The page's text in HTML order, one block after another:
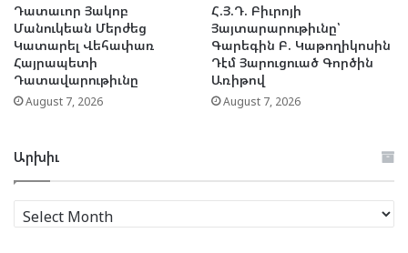
Դատաւոր Յակոբ
Մանուկեան Մերժեց
Կատարել Վեհափառ
Հայրապետի
Դատավարութիւնը
August 7, 2026
Հ.Յ.Դ. Բիւրոյի
Յայտարարութիւնը՝
Գարեգին Բ. Կաթողիկոսին
Դէմ Յարուցուած Գործին
Առիթով
August 7, 2026
Արխիւ
Արխիւ